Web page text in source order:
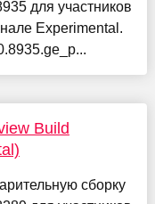
для участников
Experimental.
Build
сборку